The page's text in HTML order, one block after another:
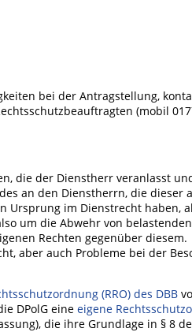
bei der Antragstellung,
(mobil
die der Dienstherr veranlasst
an den Dienstherrn, die dieser
Ursprung im Dienstrecht haben,
um die Abwehr von belastenden
Rechten gegenüber diesem.
aber auch Probleme bei der
(RRO) des DBB
DPolG eine eigene
die ihre Grundlage in § 8